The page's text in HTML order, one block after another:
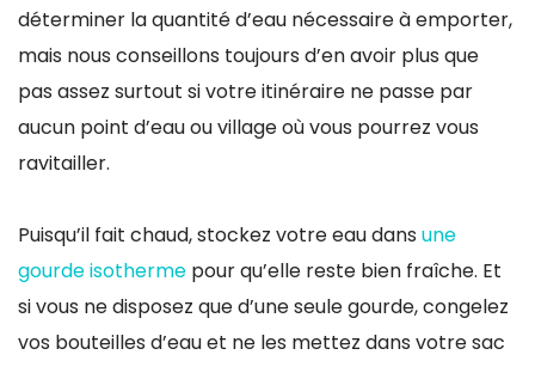
déterminer la quantité d’eau nécessaire à emporter,
mais nous conseillons toujours d’en avoir plus que
pas assez surtout si votre itinéraire ne passe par
aucun point d’eau ou village où vous pourrez vous
ravitailler.
Puisqu’il fait chaud, stockez votre eau dans une
gourde isotherme pour qu’elle reste bien fraîche. Et
si vous ne disposez que d’une seule gourde, congelez
vos bouteilles d’eau et ne les mettez dans votre sac